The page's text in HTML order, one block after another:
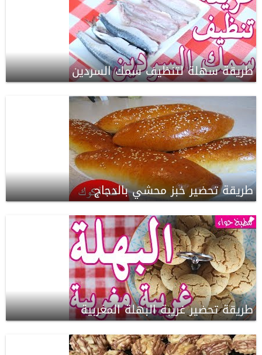
طريقة سهلة لتنظيف سمك السردين
طريقة تحضير خبز محشي بالدجاج
طريقة تحضير غريبة البهلة المغربية